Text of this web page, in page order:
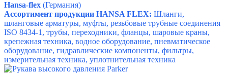
Hansa-flex (Германия)
Ассортимент продукции HANSA FLEX: Шланги,
шланговые арматуры, муфты, резьбовые трубные соединения
ISO 8434-1, трубы, переходники, фланцы, шаровые краны,
крепежная техника, водное оборудование, пневматическое
оборудование, гидравлические компоненты, фильтры,
измерительная техника, уплотнительная техника